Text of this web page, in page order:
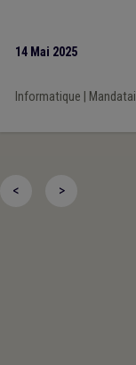
14 Mai 2025
Informatique
< >